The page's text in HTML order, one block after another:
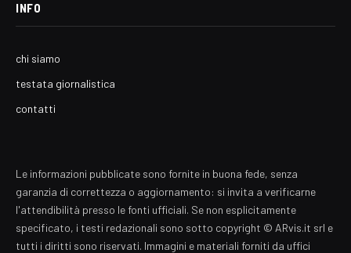
INFO
chi siamo
testata giornalistica
contatti
Le informazioni pubblicate sono fornite in buona fede, senza
garanzia di correttezza o aggiornamento: si invita a verificarne
l'attendibilità presso le fonti ufficiali. Se non esplicitamente
specificato, i testi redazionali sono sotto copyright © ARvis.it srl e
tutti i diritti sono riservati. Immagini e materiali forniti da uffici